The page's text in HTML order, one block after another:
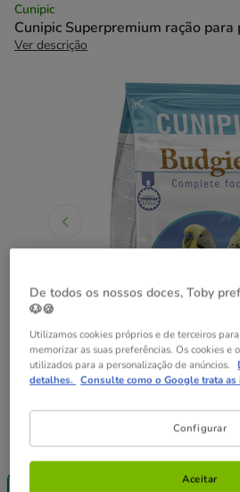
Cunipic
Cunipic Superpremium ração para
Ver descrição
Peso:1 kg
Sem Stock
De todos os nossos doces, Toby
🐶🍪
Utilizamos cookies próprios e de terceiros
memorizar as suas preferências. Os cookies e
utilizados para a personalização de anúncios.
detalhes. Consulte como o Google trata as
Configurar
Aceitar